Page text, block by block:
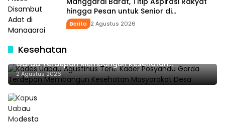
hingga Pesan untuk Senior di
Pemerintahan
Berita 2 Agustus 2026
Kesehatan
Kades Uabau Agustinus Tere: Kader Posyandu
Garda Terdepan Membangun Kesehatan
Masyarakat Desa
2 Agustus 2026